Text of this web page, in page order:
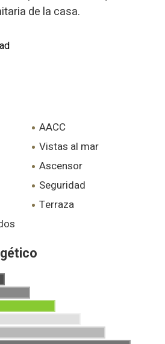
de la casa.
AACC
vistas al mar
ascensor
seguridad
terraza